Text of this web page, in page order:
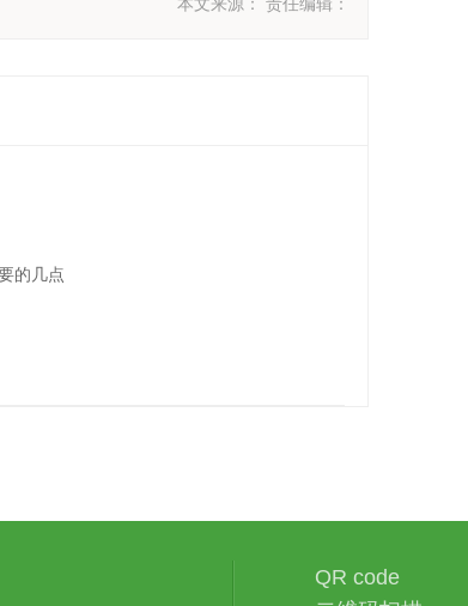
本文来源： 责任编辑：
的几点
QR code